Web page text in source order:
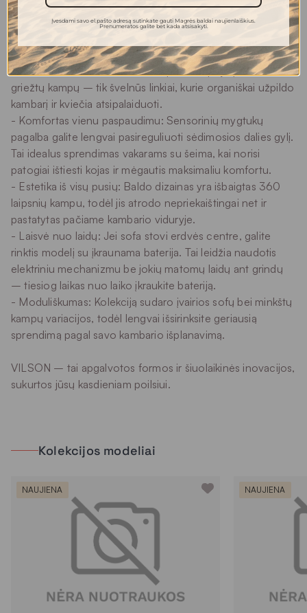
namų erdvėje.
Kuo išskirtinė VILSON kolekcija?
- Skulptūriškas minkštumas: Aptakios, segmentuotos
formos suteikia baldui išskirtinio purumo pojūtį. Jokių
griežtų kampų – tik švelnūs linkiai, kurie organiškai užpildo
kambarį ir kviečia atsipalaiduoti.
- Komfortas vienu paspaudimu: Sensorinių mygtukų
pagalba galite lengvai pasireguliuoti sėdimosios dalies gylį.
Tai idealus sprendimas vakarams su šeima, kai norisi
patogiai ištiesti kojas ir mėgautis maksimaliu komfortu.
- Estetika iš visų pusių: Baldo dizainas yra išbaigtas 360
laipsnių kampu, todėl jis atrodo nepriekaištingai net ir
pastatytas pačiame kambario viduryje.
- Laisvė nuo laidų: Jei sofa stovi erdvės centre, galite
rinktis modelį su įkraunama baterija. Tai leidžia naudotis
elektriniu mechanizmu be jokių matomų laidų ant grindų
– tiesiog laikas nuo laiko įkraukite bateriją.
- Moduliškumas: Kolekciją sudaro įvairios sofų bei minkštų
kampų variacijos, todėl lengvai išsirinksite geriausią
sprendimą pagal savo kambario išplanavimą.
VILSON – tai apgalvotos formos ir šiuolaikinės inovacijos,
sukurtos jūsų kasdieniam poilsiui.
Kolekcijos modeliai
NAUJIENA NAUJIENA
Įvesdami savo el.pašto adresą sutinkate gauti Magrės baldai naujienlaiškius.
Prenumeratos galite bet kada atsisakyti.